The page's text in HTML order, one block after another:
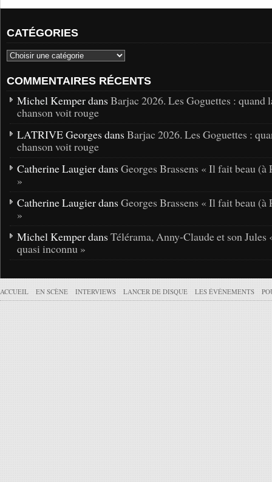
CATÉGORIES
COMMENTAIRES RÉCENTS
Michel Kemper dans Barjac 2026. Les Goguettes : quand
chanson voit rouge
LATRIVE Georges dans Barjac 2026. Les Goguettes :
chanson voit rouge
Catherine Laugier dans Georges Brassens « Il fait beau (à
»
Catherine Laugier dans Georges Brassens « Il fait beau (à
»
Michel Kemper dans Télérama, Anny-Claude et son Jules
quasi inconnu »
ACCUEIL EN SCÈNE INTERVIEWS LANCER DE DISQUE LES ÉVÉNEMENTS